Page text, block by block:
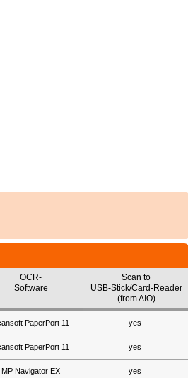
OCR-
Software
Scan to
USB-Stick/Card-Reader
(from AIO)
PaperPort 11 yes
PaperPort 11 yes
MP Navigator EX yes